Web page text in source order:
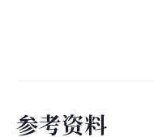
参考资料